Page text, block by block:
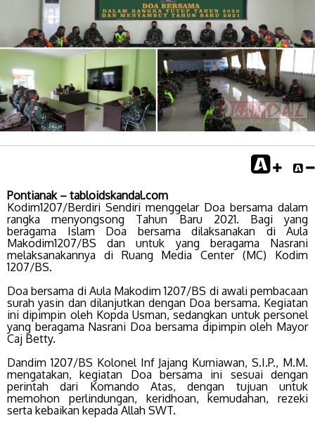
Pontianak – tabloidskandal.com
Kodim1207/Berdiri Sendiri menggelar Doa bersama dalam
rangka menyongsong Tahun Baru 2021. Bagi yang
beragama Islam Doa bersama dilaksanakan di Aula
Makodim1207/BS dan untuk yang beragama Nasrani
melaksanakannya di Ruang Media Center (MC) Kodim
1207/BS.
Doa bersama di Aula Makodim 1207/BS di awali pembacaan
surah yasin dan dilanjutkan dengan Doa bersama. Kegiatan
ini dipimpin oleh Kopda Usman, sedangkan untuk personel
yang beragama Nasrani Doa bersama dipimpin oleh Mayor
Caj Betty.
Dandim 1207/BS Kolonel Inf Jajang Kurniawan, S.I.P., M.M.
mengatakan, kegiatan Doa bersama ini sesuai dengan
perintah dari Komando Atas, dengan tujuan untuk
memohon perlindungan, keridhoan, kemudahan, rezeki
serta kebaikan kepada Allah SWT.